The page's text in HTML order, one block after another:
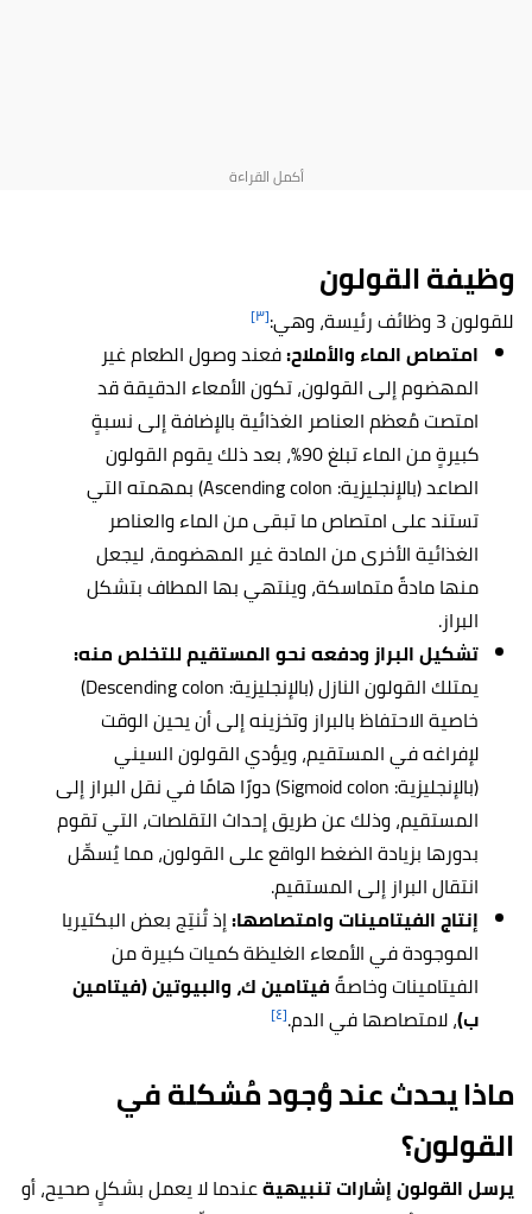
وظيفة القولون
للقولون 3 وظائف رئيسة، وهي: [٣]
امتصاص الماء والأملاح:فعند وصول الطعام غير
المهضوم إلى القولون، تكون الأمعاء الدقيقة قد
امتصت مُعظم العناصر الغذائية بالإضافة إلى نسبةٍ
كبيرةٍ من الماء تبلغ 90%، بعد ذلك يقوم القولون
الصاعد (بالإنجليزية: Ascending colon) بمهمته التي
تستند على امتصاص ما تبقى من الماء والعناصر
الغذائية الأخرى من المادة غير المهضومة، ليجعل
منها مادةً متماسكة، وينتهي بها المطاف بتشكل
البراز.
تشكيل البراز ودفعه نحو المستقيم للتخلص منه:
يمتلك القولون النازل (بالإنجليزية: Descending colon)
خاصية الاحتفاظ بالبراز وتخزينه إلى أن يحين الوقت
لإفراغه في المستقيم، ويؤدي القولون السيني
(بالإنجليزية: Sigmoid colon) دورًا هامًا في نقل البراز إلى
المستقيم، وذلك عن طريق إحداث التقلصات، التي تقوم
بدورها بزيادة الضغط الواقع على القولون، مما يُسهِّل
انتقال البراز إلى المستقيم.
إنتاج الفيتامينات وامتصاصها:إذ تُنتِج بعض البكتيريا
الموجودة في الأمعاء الغليظة كميات كبيرة من
الفيتامينات وخاصةًفيتامين ك، والبيوتين (فيتامين
ب)، لامتصاصها في الدم.[٤]
ماذا يحدث عند وُجود مُشكلة في
القولون؟
يرسل القولون إشارات تنبيهيةعندما لا يعمل بشكلٍ صحيح، أو